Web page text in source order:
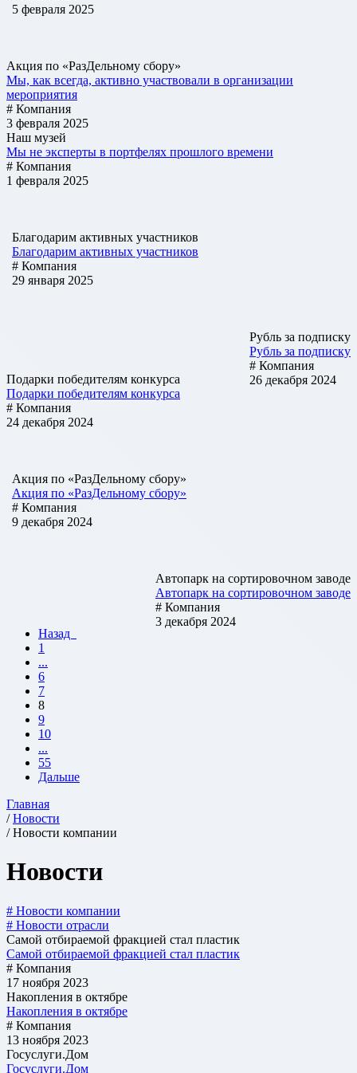
5 февраля 2025
Акция по «РазДельному сбору»
Мы, как всегда, активно участвовали в организации
мероприятия
# Компания
3 февраля 2025
Наш музей
Мы не эксперты в портфелях прошлого времени
# Компания
1 февраля 2025
Благодарим активных участников
Благодарим активных участников
# Компания
29 января 2025
Рубль за подписку
Рубль за подписку
# Компания
26 декабря 2024
Подарки победителям конкурса
Подарки победителям конкурса
# Компания
24 декабря 2024
Акция по «РазДельному сбору»
Акция по «РазДельному сбору»
# Компания
9 декабря 2024
Автопарк на сортировочном заводе
Автопарк на сортировочном заводе
# Компания
3 декабря 2024
Назад
1
...
6
7
8
9
10
...
55
Дальше
Главная
/Новости
/ Новости компании
Новости
# Новости компании
# Новости отрасли
Самой отбираемой фракцией стал пластик
Самой отбираемой фракцией стал пластик
# Компания
17 ноября 2023
Накопления в октябре
Накопления в октябре
# Компания
13 ноября 2023
Госуслуги.Дом
Госуслуги.Дом